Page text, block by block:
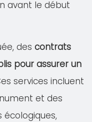
avant le début
des contrats
pour assurer un
services incluent
et des